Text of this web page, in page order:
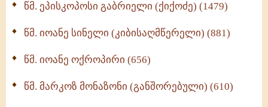
წმ. ეპისკოპოსი გაბრიელი (ქიქოძე) (1479)
წმ. იოანე სინელი (კიბისაღმწერელი) (881)
წმ. იოანე ოქროპირი (656)
წმ. მარკოზ მონაზონი (განშორებული) (610)